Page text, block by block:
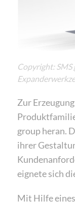
Copyright: SMS
Zur
group heran.
ihrer
eignete sich
Mit Hilfe